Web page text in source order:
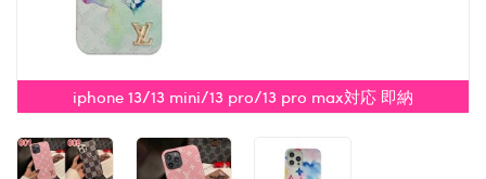
iphone 13/13 mini/13 pro/13 pro max対応 即納